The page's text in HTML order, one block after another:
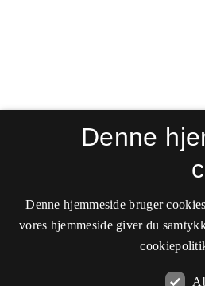
Denne
Denne hjemmeside bruger
vores hjemmeside giver du